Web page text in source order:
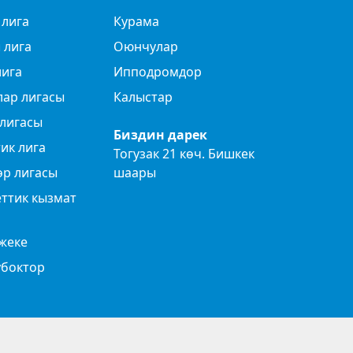
лигасы
лига
лигасы
кызмат
Курама
Оюнчулар
Ипподромдор
Калыстар
Биздин дарек
Тогузак 21 көч. Бишкек
шаары